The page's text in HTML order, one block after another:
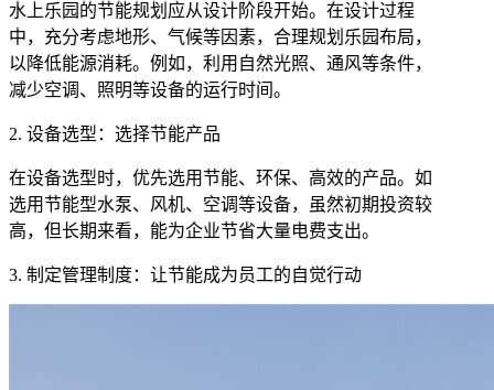
水上乐园的节能规划应从设计阶段开始。在设计过程
中，充分考虑地形、气候等因素，合理规划乐园布局，
以降低能源消耗。例如，利用自然光照、通风等条件，
减少空调、照明等设备的运行时间。
2. 设备选型：选择节能产品
在设备选型时，优先选用节能、环保、高效的产品。如
选用节能型水泵、风机、空调等设备，虽然初期投资较
高，但长期来看，能为企业节省大量电费支出。
3. 制定管理制度：让节能成为员工的自觉行动